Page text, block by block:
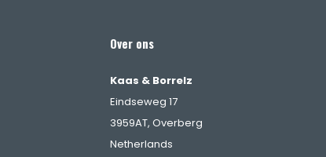
Over ons
Kaas & Borrelz
Eindseweg 17
3959AT, Overberg
Netherlands